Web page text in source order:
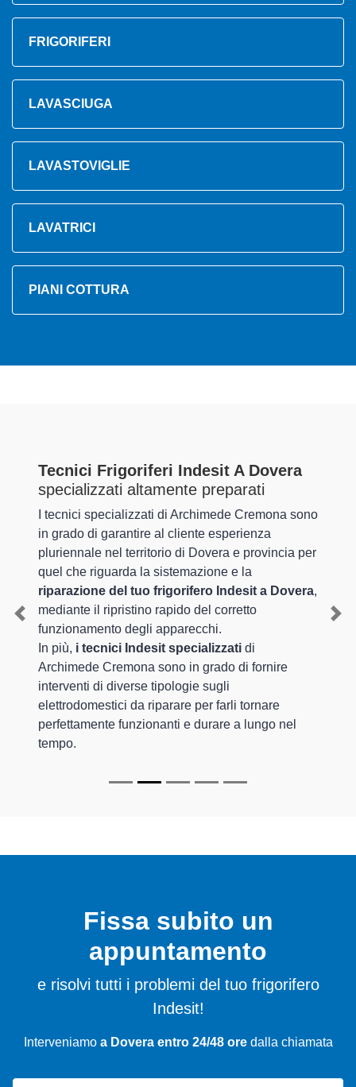
FRIGORIFERI
LAVASCIUGA
LAVASTOVIGLIE
LAVATRICI
PIANI COTTURA
Tecnici Frigoriferi Indesit A Dovera
specializzati altamente preparati
I tecnici specializzati di Archimede Cremona sono
in grado di garantire al cliente esperienza
pluriennale nel territorio di Dovera e provincia per
quel che riguarda la sistemazione e la
riparazione del tuo frigorifero Indesit a Dovera,
mediante il ripristino rapido del corretto
funzionamento degli apparecchi.
In più, i tecnici Indesit specializzati di
Archimede Cremona sono in grado di fornire
interventi di diverse tipologie sugli
elettrodomestici da riparare per farli tornare
perfettamente funzionanti e durare a lungo nel
tempo.
Previous
Fissa subito un
appuntamento
e risolvi tutti i problemi del tuo frigorifero
Indesit!
Interveniamo a Dovera entro 24/48 oredalla chiamata